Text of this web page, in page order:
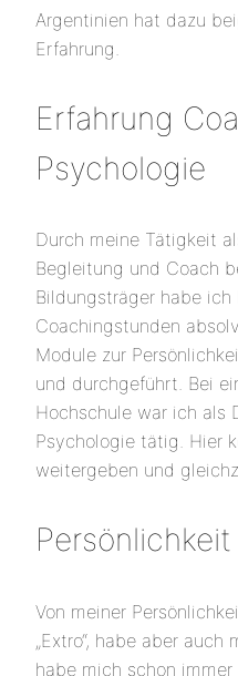
Argentinien hat dazu
Erfahrung.
Erfahrung
Psychologie
Durch meine Tätigkeit
Begleitung und Coach
Bildungsträger habe
Coachingstunden
Module zur
und durchgeführt. Bei
Hochschule war ich als
Psychologie tätig. Hier
weitergeben und
Persönlichkeit
Von meiner
„Extro“, habe aber auch
habe mich schon